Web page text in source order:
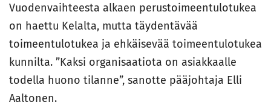
Vuodenvaihteesta alkaen perustoimeentulotukea
on haettu Kelalta, mutta täydentävää
toimeentulotukea ja ehkäisevää toimeentulotukea
kunnilta. ”Kaksi organisaatiota on asiakkaalle
todella huono tilanne”, sanotte pääjohtaja Elli
Aaltonen.